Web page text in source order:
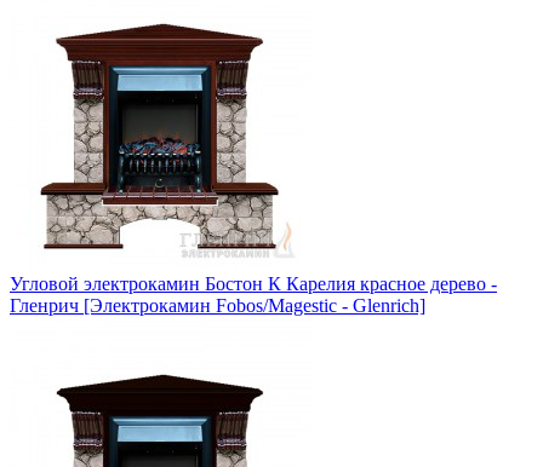
Угловой электрокамин Бостон К Карелия красное дерево -
Гленрич [Электрокамин Fobos/Magestic - Glenrich]